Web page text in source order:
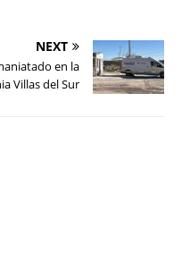
NEXT
en la
Villas del Sur